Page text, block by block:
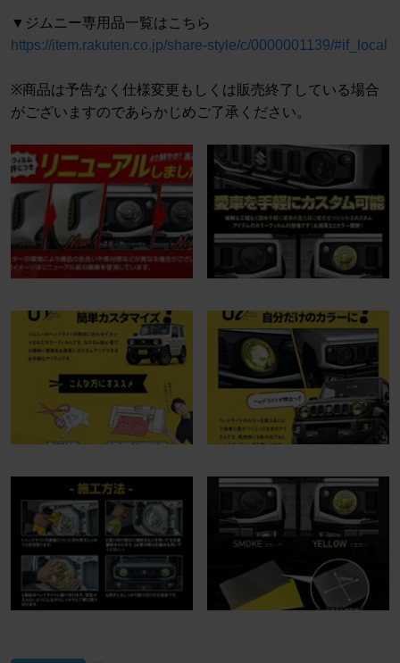
▼ジムニー専用品一覧はこちら
https://item.rakuten.co.jp/share-style/c/0000001139/#if_local
※商品は予告なく仕様変更もしくは販売終了している場合
がございますのであらかじめご了承ください。